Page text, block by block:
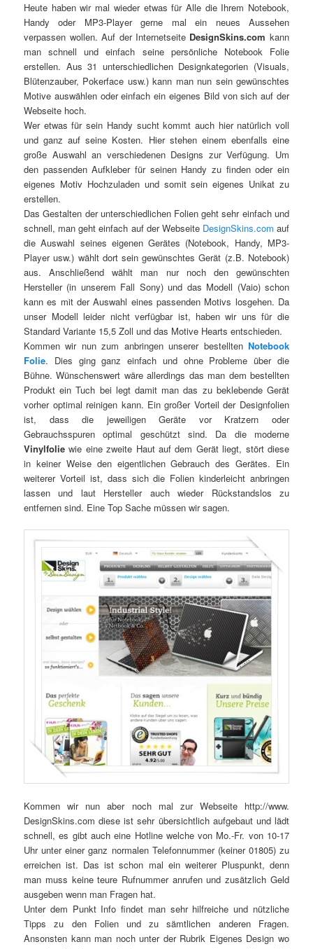
Heute haben wir mal wieder etwas für Alle die Ihrem Notebook,
Handy oder MP3-Player gerne mal ein neues Aussehen
verpassen wollen. Auf der Internetseite DesignSkins.com kann
man schnell und einfach seine persönliche Notebook Folie
erstellen. Aus 31 unterschiedlichen Designkategorien (Visuals,
Blütenzauber, Pokerface usw.) kann man nun sein gewünschtes
Motive auswählen oder einfach ein eigenes Bild von sich auf der
Webseite hoch.
Wer etwas für sein Handy sucht kommt auch hier natürlich voll
und ganz auf seine Kosten. Hier stehen einem ebenfalls eine
große Auswahl an verschiedenen Designs zur Verfügung. Um
den passenden Aufkleber für seinen Handy zu finden oder ein
eigenes Motiv Hochzuladen und somit sein eigenes Unikat zu
erstellen.
Das Gestalten der unterschiedlichen Folien geht sehr einfach und
schnell, man geht einfach auf der Webseite DesignSkins.com auf
die Auswahl seines eigenen Gerätes (Notebook, Handy, MP3-
Player usw.) wählt dort sein gewünschtes Gerät (z.B. Notebook)
aus. Anschließend wählt man nur noch den gewünschten
Hersteller (in unserem Fall Sony) und das Modell (Vaio) schon
kann es mit der Auswahl eines passenden Motivs losgehen. Da
unser Modell leider nicht verfügbar ist, haben wir uns für die
Standard Variante 15,5 Zoll und das Motive Hearts entschieden.
Kommen wir nun zum anbringen unserer bestellten Notebook
Folie. Dies ging ganz einfach und ohne Probleme über die
Bühne. Wünschenswert wäre allerdings das man dem bestellten
Produkt ein Tuch bei legt damit man das zu beklebende Gerät
vorher optimal reinigen kann. Ein großer Vorteil der Designfolien
ist, dass die jeweiligen Geräte vor Kratzern oder
Gebrauchsspuren optimal geschützt sind. Da die moderne
Vinylfoliewie eine zweite Haut auf dem Gerät liegt, stört diese
in keiner Weise den eigentlichen Gebrauch des Gerätes. Ein
weiterer Vorteil ist, dass sich die Folien kinderleicht anbringen
lassen und laut Hersteller auch wieder Rückstandslos zu
entfernen sind. Eine Top Sache müssen wir sagen.
Kommen wir nun aber noch mal zur Webseite http://www.
DesignSkins.com diese ist sehr übersichtlich aufgebaut und lädt
schnell, es gibt auch eine Hotline welche von Mo.-Fr. von 10-17
Uhr unter einer ganz normalen Telefonnummer (keiner 01805) zu
erreichen ist. Das ist schon mal ein weiterer Pluspunkt, denn
man muss keine teure Rufnummer anrufen und zusätzlich Geld
ausgeben wenn man Fragen hat.
Unter dem Punkt Info findet man sehr hilfreiche und nützliche
Tipps zu den Folien und zu sämtlichen anderen Fragen.
Ansonsten kann man noch unter der Rubrik Eigenes Design wo